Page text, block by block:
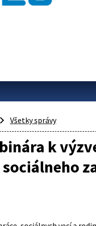
Všetky správy
k